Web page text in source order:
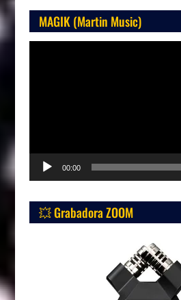
MAGIK (Martin Music)
00:00
💥 Grabadora ZOOM